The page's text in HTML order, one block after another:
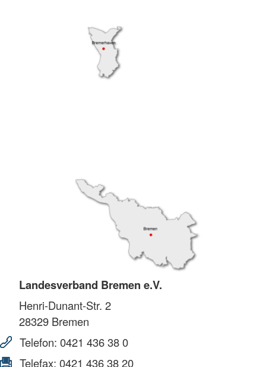
Landesverband Bremen e.V.
Henri-Dunant-Str. 2
28329 Bremen
Telefon: 0421 436 38 0
Telefax: 0421 436 38 20